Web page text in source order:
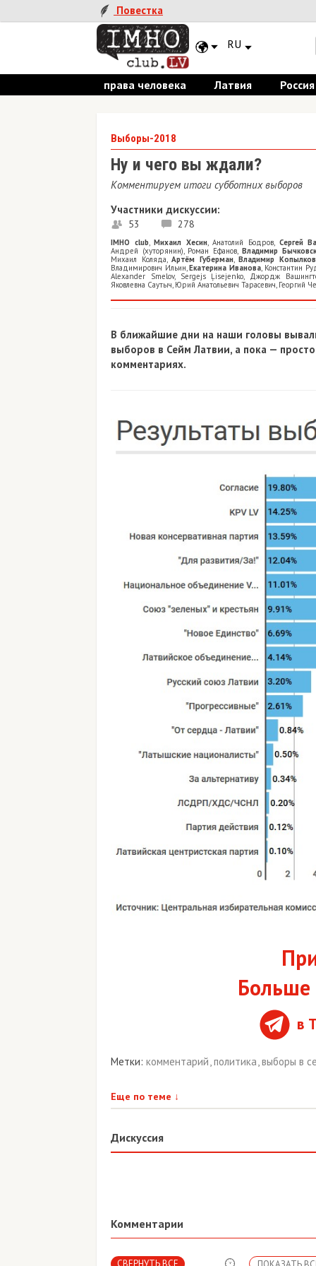
Повестка
RU
права человека Латвия Россия
Выборы-2018
Ну и чего вы ждали?
Комментируем итоги субботних выборов
Участники дискуссии:
53 278
IMHO club,Михаил Хесин,Анатолий Бодров, Сергей
Андрей (хуторянин), Роман Ефанов, Владимир
Михаил Коляда,Артём Губерман,Владимир Копылков
Владимирович Ильин,Екатерина Иванова, Константин
Alexander Smelov, Sergejs Ļisejenko, Джордж
Яковлевна Саутыч, Юрий Анатольевич Тарасевич, Георгий
В ближайшие дни на наши головы
выборов в Сейм Латвии, а пока —
комментариях.
Больше
в
Метки: комментарий,политика,выборы в
Еще по теме ↓
Дискуссия
Комментарии
СВЕРНУТЬ ВСЕ